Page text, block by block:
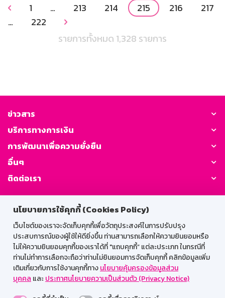
นโยบายการใช้คุกกี้ (Cookies Policy)
เว็บไซต์ของเราจะจัดเก็บคุกกี้เพื่อวัตถุประสงค์ในการปรับปรุง
ประสบการณ์ของผู้ใช้ให้ดียิ่งขึ้น ท่านสามารถเลือกให้ความยินยอมหรือ
ไม่ให้ความยินยอมคุกกี้ของเราได้ที่ "แถบคุกกี้” แต่ละประเภท ในกรณีที่
ท่านไม่ทำการเลือกจะถือว่าท่านไม่ยินยอมการจัดเก็บคุกกี้ คลิกข้อมูลเพิ่ม
เติมเกี่ยวกับการใช้งานคุกกี้ทางนโยบายคุ้มครองข้อมูลส่วน
บุคคล และประกาศนโยบายความเป็นส่วนตัว (Privacy Notice)
 1 … 213 214 215 216
217
…
222 
รายการทั้งหมด 1,328 รายการ
ข่าวสาร
บริการทางการเงิน
การพัฒนาเพื่อความยั่งยืน
อื่นๆ
ติดต่อเรา
GSB Society:
สำหรับพนักงาน
Web HR
GSB Wisdom
M-Search
เข้าสู่ระบบเน็ตเมล